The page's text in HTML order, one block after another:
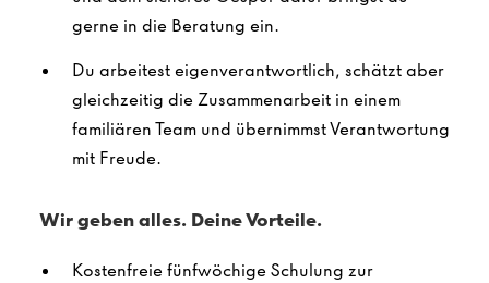
gerne in die Beratung ein.
Du arbeitest eigenverantwortlich, schätzt aber
gleichzeitig die Zusammenarbeit in einem
familiären Team und übernimmst Verantwortung
mit Freude.
Wir geben alles. Deine Vorteile.
Kostenfreie fünfwöchige Schulung zur